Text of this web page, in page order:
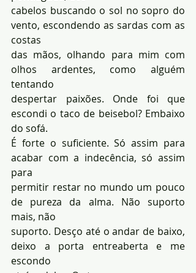
cabelos buscando o sol no sopro do
vento, escondendo as sardas com as
costas
das mãos, olhando para mim com
olhos ardentes, como alguém
tentando
despertar paixões. Onde foi que
escondi o taco de beisebol? Embaixo
do sofá.
É forte o suficiente. Só assim para
acabar com a indecência, só assim
para
permitir restar no mundo um pouco
de pureza da alma. Não suporto
mais, não
suporto. Desço até o andar de baixo,
deixo a porta entreaberta e me
escondo